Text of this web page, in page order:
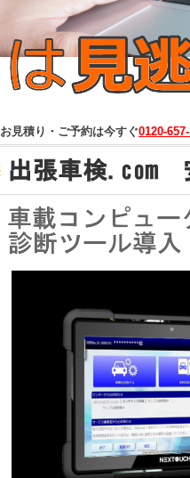
お見積り・ご予約は今すぐ0120-